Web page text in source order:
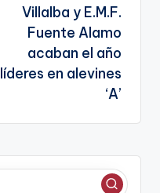
Villalba y E.M.F.
Fuente Alamo
acaban el año
líderes en alevines
‘A’